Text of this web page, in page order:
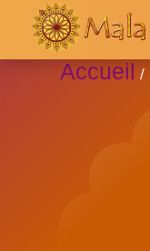
Accueil /